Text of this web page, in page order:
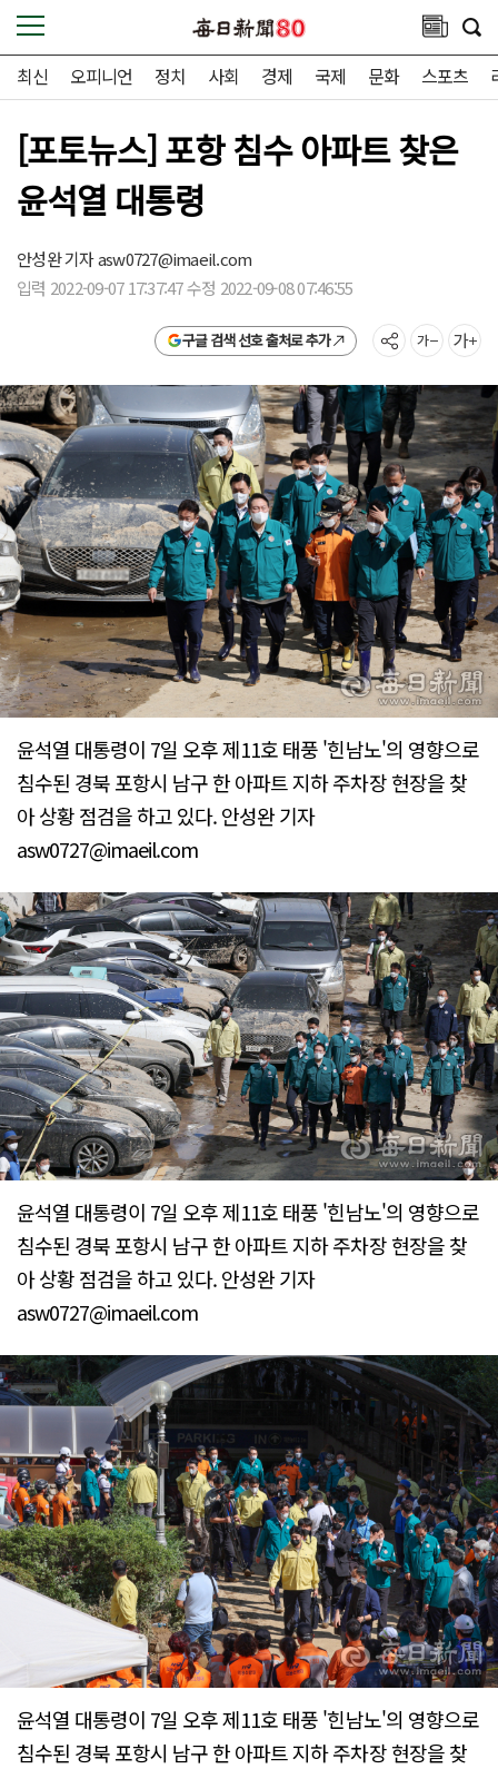
최신 오피니언 정치 사회 경제 국제 문화 스포츠
[포토뉴스] 포항 침수 아파트 찾은
윤석열 대통령
안성완 기자asw0727@imaeil.com
입력 2022-09-07 17:37:47 수정 2022-09-08 07:46:55
구글 검색 선호 출처로 추가
윤석열 대통령이 7일 오후 제11호 태풍 '힌남노'의 영향으로
침수된 경북 포항시 남구 한 아파트 지하 주차장 현장을 찾
아 상황 점검을 하고 있다. 안성완 기자
asw0727@imaeil.com
윤석열 대통령이 7일 오후 제11호 태풍 '힌남노'의 영향으로
침수된 경북 포항시 남구 한 아파트 지하 주차장 현장을 찾
아 상황 점검을 하고 있다. 안성완 기자
asw0727@imaeil.com
윤석열 대통령이 7일 오후 제11호 태풍 '힌남노'의 영향으로
침수된 경북 포항시 남구 한 아파트 지하 주차장 현장을 찾